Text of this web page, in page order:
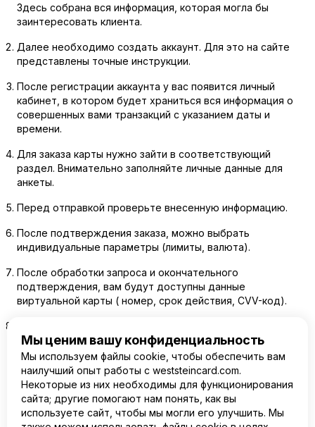
Здесь собрана вся информация, которая могла бы
заинтересовать клиента.
Далее необходимо создать аккаунт. Для это на сайте
представлены точные инструкции.
После регистрации аккаунта у вас появится личный
кабинет, в котором будет храниться вся информация о
совершенных вами транзакций с указанием даты и
времени.
Для заказа карты нужно зайти в соответствующий
раздел. Внимательно заполняйте личные данные для
анкеты.
Перед отправкой проверьте внесенную информацию.
После подтверждения заказа, можно выбрать
индивидуальные параметры (лимиты, валюта).
После обработки запроса и окончательного
подтверждения, вам будут доступны данные
виртуальной карты ( номер, срок действия, CVV-код).
ею, совершая различные транзакции по всему миру.
Оформляйте банковские карты для путешествий за
границу и познавайте мир с комфортом.
Мы ценим вашу конфиденциальность
Мы используем файлы cookie, чтобы обеспечить вам
наилучший опыт работы с weststeincard.com.
Некоторые из них необходимы для функционирования
сайта; другие помогают нам понять, как вы
используете сайт, чтобы мы могли его улучшить. Мы